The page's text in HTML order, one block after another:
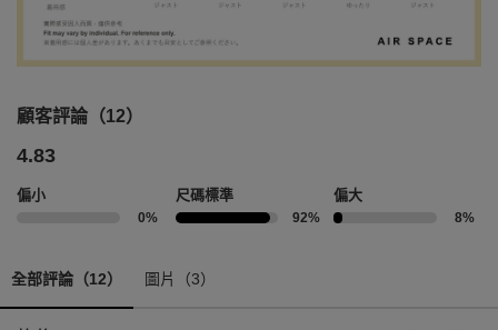
顧客評論（12）
4.83
偏小
0%
尺碼標準
92%
偏大
8%
全部評論（12） 圖片（3）